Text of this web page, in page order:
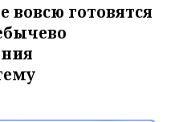
вовсю готовятся